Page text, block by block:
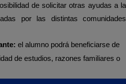
de solicitar otras ayudas a la
por las distintas comunidades
el alumno podrá beneficiarse de
de estudios, razones familiares o